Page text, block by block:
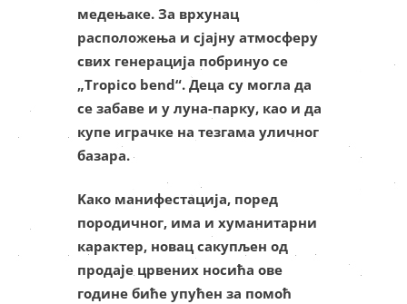
медењаке. За врхунац
расположења и сјајну атмосферу
свих генерација побринуо се
„Tropico bend“. Деца су могла да
се забаве и у луна-парку, као и да
купе играчке на тезгама уличног
базара.
Kако манифестација, поред
породичног, има и хуманитарни
карактер, новац сакупљен од
продаје црвених носића ове
године биће упућен за помоћ